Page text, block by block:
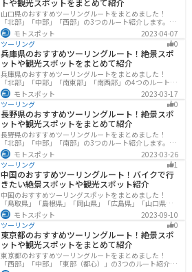
山口県のおすすめツーリングルートをまとめました！
「北部」「中部」「西部」の3つのルート紹介します。美
しい海岸線や山々を楽しむことができます。バイクで山
口県にツーリングに行く際は参考にしてください。
モトスポット
2023-04-07
ツーリング
0
兵庫県のおすすめツーリングルート！絶景スポ
ットや観光スポットをまとめて紹介
兵庫県のおすすめツーリングルートをまとめました！
「北部」「中部」「南東部」「南西部」の4つのルート紹
介します。自然豊かな山を堪能できる北部と中部、街中
で海辺の南部と違った楽しみ方ができます。バイクで兵
庫県にツーリングに行く際は参考にしてください。
モトスポット
2023-03-17
ツーリング
0
長野県のおすすめツーリングルート！絶景スポ
ットや観光スポットをまとめて紹介
長野県のおすすめツーリングルートをまとめました！
「北部」「中部」「南部」の3つのルート紹介します。諏
訪湖やビーナスラインのような全国でも有名なツーリン
グスポットが多数あります。バイクで長野県にツーリン
グに行く際は参考にしてください。
モトスポット
2023-03-26
ツーリング
1
中国のおすすめツーリングルート！バイクで行
きたい絶景スポットや観光スポット紹介
中国のおすすめツーリングスポットをまとめました！
「鳥取県」「島根県」「岡山県」「広島県」「山口県」
の各県の観光地紹介します。自然豊かな山々や湖、温泉
地が点在し、四季折々の景色を楽しめるスポットが多数
あります。バイクで中国にツーリングに行く際は参考に
してください。
モトスポット
2023-09-10
ツーリング
0
東京都のおすすめツーリングルート！絶景スポ
ットや観光スポットをまとめて紹介
東京都のおすすめツーリングルートをまとめました！
「西部」「中部」「東部（都心）」の3つのルート紹介し